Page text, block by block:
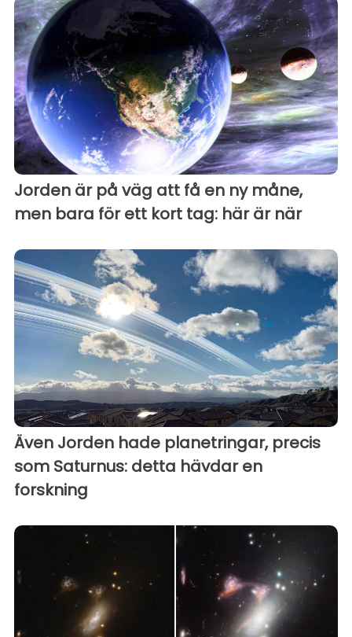
Jorden är på väg att få en ny måne,
men bara för ett kort tag: här är när
Även Jorden hade planetringar, precis
som Saturnus: detta hävdar en
forskning